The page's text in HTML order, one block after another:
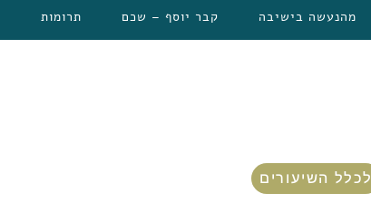
מהנעשה בישיבה קבר יוסף – שכם תרומות
לכלל השיעורים